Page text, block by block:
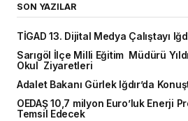
SON YAZILAR
TİGAD 13. Dijital Medya Çalıştayı
Sarıgöl İlçe Milli Eğitim Müdürü
Okul Ziyaretleri
Adalet Bakanı Gürlek Iğdır’da
OEDAŞ 10,7 milyon Euro’luk Enerji
Temsil Edecek